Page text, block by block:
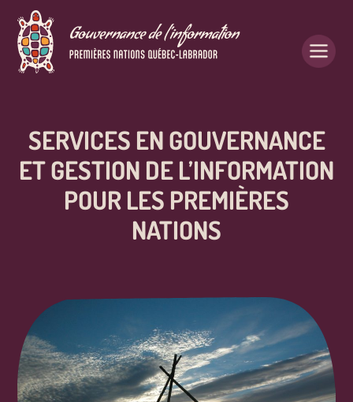
SERVICES EN GOUVERNANCE
ET GESTION DE L’INFORMATION
POUR LES PREMIÈRES
NATIONS